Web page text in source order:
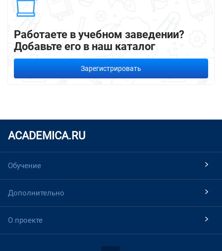
Работаете в учебном заведении?
Добавьте его в наш каталог
Зарегистрировать
ACADEMICA.RU
Обучение
Дополнительно
О проекте